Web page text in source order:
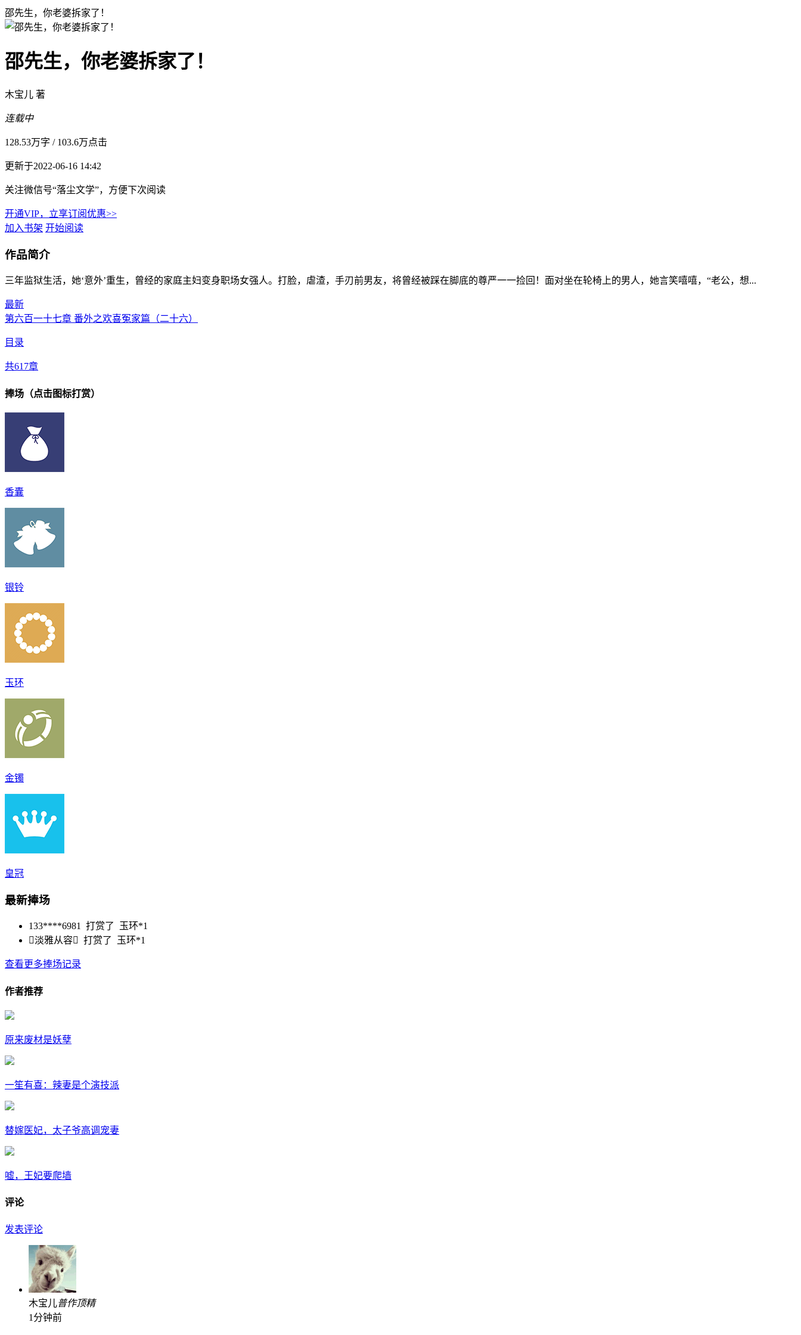
邵先生，你老婆拆家了！
邵先生，你老婆拆家了！
木宝儿 著
连载中
128.53万字 / 103.6万点击
更新于2022-06-16 14:42
关注微信号“落尘文学”，方便下次阅读
开通VIP，立享订阅优惠>>
加入书架 开始阅读
作品简介
三年监狱生活，她‘意外’重生，曾经的家庭主妇变身职场女强人。打脸，虐渣，手刃前男友，将曾经被踩在脚底的尊严一一捡回！面对坐在轮椅上的男人，她言笑嘻嘻，“老公，想...
最新
第六百一十七章 番外之欢喜冤家篇（二十六）
目录
共617章
捧场（点击图标打赏）
香囊
银铃
玉环
金镯
皇冠
最新捧场
133****6981 打赏了
玉环*1
淡雅从容 打赏了
玉环*1
查看更多捧场记录
作者推荐
原来废材是妖孽
一笙有喜：辣妻是个演技派
替嫁医妃，太子爷高调宠妻
嘘，王妃要爬墙
评论
发表评论
木宝儿普作顶精
1分钟前